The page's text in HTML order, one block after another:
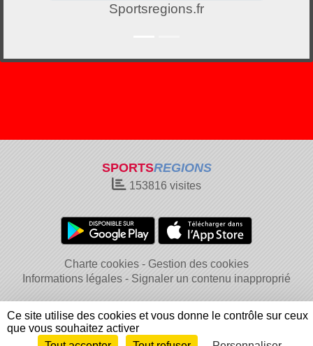
Sportsregions.fr
SPORTSREGIONS
153816 visites
Charte cookies
Gestion des cookies
Informations légales
Signaler un contenu inapproprié
Ce site utilise des cookies et vous donne le contrôle sur ceux
que vous souhaitez activer